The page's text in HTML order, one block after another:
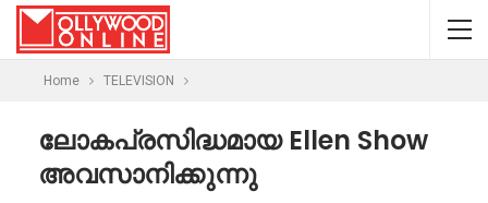
Home TELEVISION
ലോകപ്രസിദ്ധമായ Ellen Show
അവസാനിക്കുന്നു